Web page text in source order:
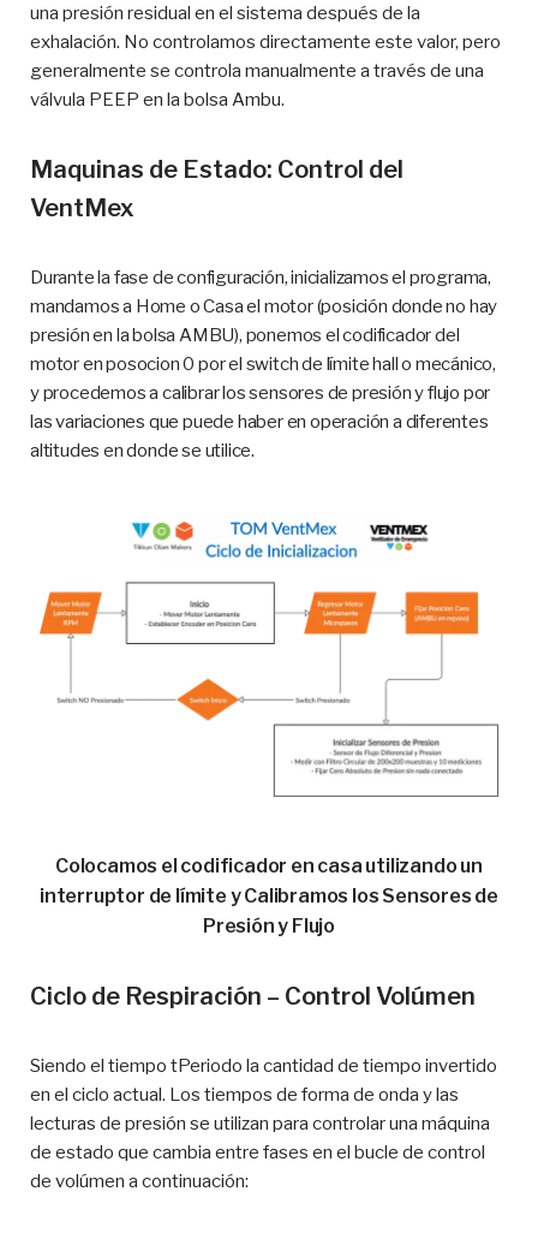
una presión residual en el sistema después de la
exhalación. No controlamos directamente este valor, pero
generalmente se controla manualmente a través de una
válvula PEEP en la bolsa Ambu.
Maquinas de Estado: Control del
VentMex
Durante la fase de configuración, inicializamos el programa,
mandamos a Home o Casa el motor (posición donde no hay
presión en la bolsa AMBU), ponemos el codificador del
motor en posocion 0 por el switch de límite hall o mecánico,
y procedemos a calibrar los sensores de presión y flujo por
las variaciones que puede haber en operación a diferentes
altitudes en donde se utilice.
Colocamos el codificador en casa utilizando un
interruptor de límite y Calibramos los Sensores de
Presión y Flujo
Ciclo de Respiración – Control Volúmen
Siendo el tiempo tPeriodo la cantidad de tiempo invertido
en el ciclo actual. Los tiempos de forma de onda y las
lecturas de presión se utilizan para controlar una máquina
de estado que cambia entre fases en el bucle de control
de volúmen a continuación: